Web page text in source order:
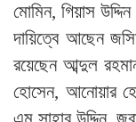
মোমিন, গিয়াস
দায়িত্বে আছেন
রয়েছেন আব্দুল
হোসেন, আনোয়ার